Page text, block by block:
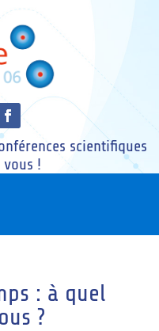
scientifiques
vous !
: à quel
?